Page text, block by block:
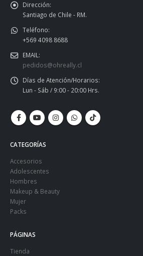
Dirección:
Santiago de Chile - RM.
Teléfono:
+569 4098 8688
EMAIL:
pedidos@ohreally.cl
Días de Atención/Horarios:
Lun - Sáb / 9:00 - 20:00 Hrs.
CATEGORÍAS
Accesorios
Adolescentes
Hombres
Makeup & Beauty
Mujer
Packs
PÁGINAS
Tienda